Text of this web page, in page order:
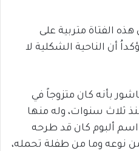
هذه الفتاة متربية على
أن الناحية الشكلية لا
بأنه كان متزوجاً في
ثلاث سنوات، وله منها
اسم ألبوم كان قد طرحه
نوعه وما من طفلة تحمله،